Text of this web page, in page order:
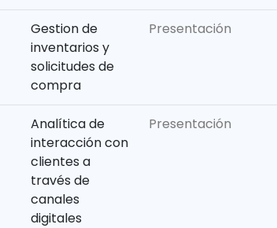
Gestion de
inventarios y
solicitudes de
compra
Presentación
Analítica de
interacción con
clientes a
través de
canales
digitales
Presentación